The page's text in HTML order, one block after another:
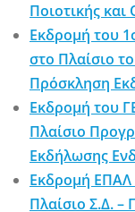
Ποιοτικής
Εκδρομή του
στο Πλαίσιο
Πρόσκληση
Εκδρομή του
Πλαίσιο
Εκδήλωσης
Εκδρομή ΕΠΑΛ
Πλαίσιο Σ.Δ.